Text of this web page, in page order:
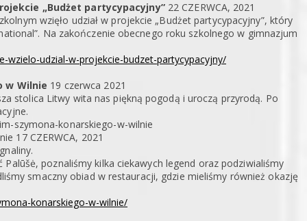
„Budżet partycypacyjny”22 CZERWCA, 2021
wzięło udział w projekcie „Budżet partycypacyjny”, który
Na zakończenie obecnego roku szkolnego w gimnazjum
udzial-w-projekcie-budzet-partycypacyjny/
w Wilnie 19 czerwca 2021
stolica Litwy wita nas piękną pogodą i uroczą przyrodą. Po
szymona-konarskiego-w-wilnie
17 CZERWCA, 2021
poznaliśmy kilka ciekawych legend oraz podziwialiśmy
smaczny obiad w restauracji, gdzie mieliśmy również okazję
konarskiego-w-wilnie/